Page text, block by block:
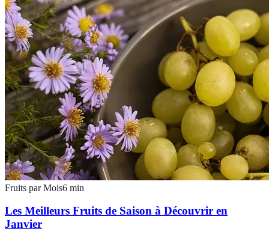
Fruits par Mois6 min
Les Meilleurs Fruits de Saison à Découvrir en
Janvier